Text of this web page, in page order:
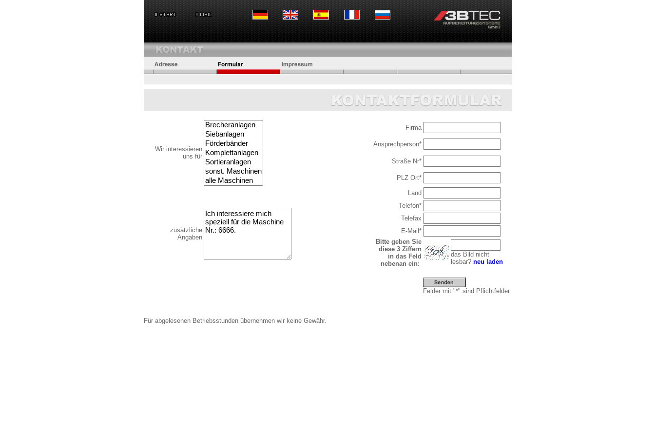
Wir interessieren
uns für
Firma
Ansprechperson*
Straße Nr*
PLZ Ort*
Land
zusätzliche
Angaben
Telefon*
Telefax
E-Mail*
Bitte geben Sie
diese 3 Ziffern
in das Feld
nebenan ein:
das Bild nicht
lesbar? neu laden
Felder mit "*" sind Pflichtfelder
Für abgelesenen Betriebsstunden übernehmen wir keine Gewähr.